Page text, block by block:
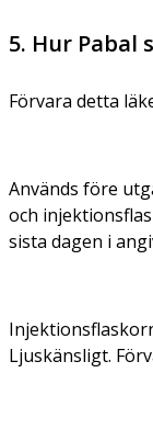
5. Hur Pabal
Förvara detta
Används före
och
sista dagen i
Ljuskänsligt.